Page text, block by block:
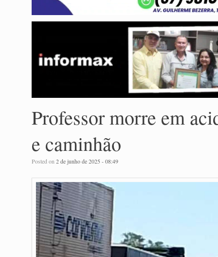
Professor morre em
e caminhão
Posted on2 de junho de 2025 - 08:49